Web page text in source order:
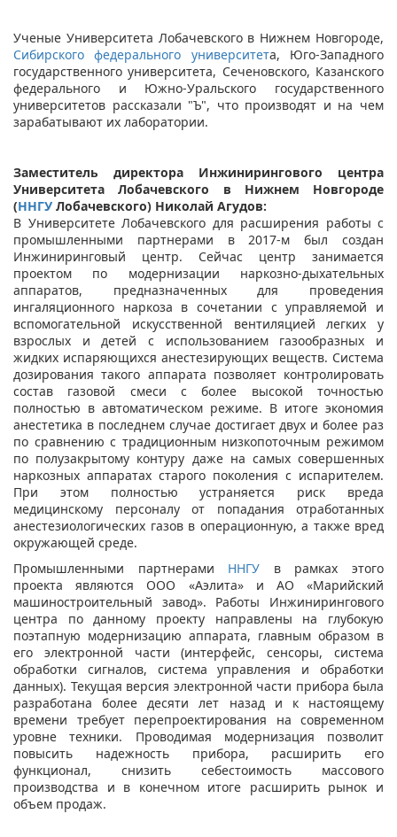
Ученые Университета Лобачевского в Нижнем Новгороде,
Сибирского федерального университета, Юго-Западного
государственного университета, Сеченовского, Казанского
федерального и Южно-Уральского государственного
университетов рассказали "Ъ", что производят и на чем
зарабатывают их лаборатории.
Заместитель директора Инжинирингового центра
Университета Лобачевского в Нижнем Новгороде
(ННГУ Лобачевского) Николай Агудов:
В Университете Лобачевского для расширения работы с
промышленными партнерами в 2017-м был создан
Инжиниринговый центр. Сейчас центр занимается
проектом по модернизации наркозно-дыхательных
аппаратов, предназначенных для проведения
ингаляционного наркоза в сочетании с управляемой и
вспомогательной искусственной вентиляцией легких у
взрослых и детей с использованием газообразных и
жидких испаряющихся анестезирующих веществ. Система
дозирования такого аппарата позволяет контролировать
состав газовой смеси с более высокой точностью
полностью в автоматическом режиме. В итоге экономия
анестетика в последнем случае достигает двух и более раз
по сравнению с традиционным низкопоточным режимом
по полузакрытому контуру даже на самых совершенных
наркозных аппаратах старого поколения с испарителем.
При этом полностью устраняется риск вреда
медицинскому персоналу от попадания отработанных
анестезиологических газов в операционную, а также вред
окружающей среде.
Промышленными партнерами ННГУ в рамках этого
проекта являются ООО «Аэлита» и АО «Марийский
машиностроительный завод». Работы Инжинирингового
центра по данному проекту направлены на глубокую
поэтапную модернизацию аппарата, главным образом в
его электронной части (интерфейс, сенсоры, система
обработки сигналов, система управления и обработки
данных). Текущая версия электронной части прибора была
разработана более десяти лет назад и к настоящему
времени требует перепроектирования на современном
уровне техники. Проводимая модернизация позволит
повысить надежность прибора, расширить его
функционал, снизить себестоимость массового
производства и в конечном итоге расширить рынок и
объем продаж.